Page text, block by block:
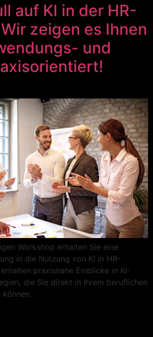
auf KI in der HR-
zeigen es Ihnen
und
Workshop erhalten Sie eine
in die Nutzung von KI in HR-
praxisnahe Einblicke in KI-
die Sie direkt in Ihrem beruflichen